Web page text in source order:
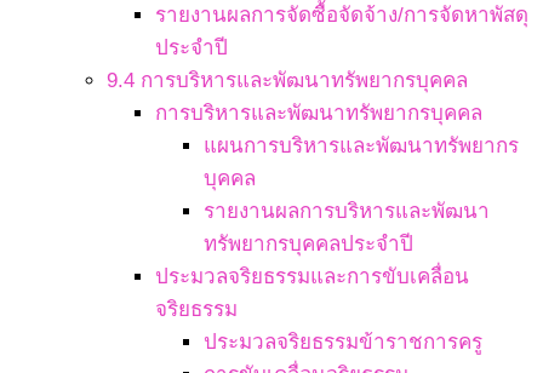
รายงานผลการจัดซื้อจัดจ้าง/การจัดหาพัสดุ
ประจำปี
9.4 การบริหารและพัฒนาทรัพยากรบุคคล
การบริหารและพัฒนาทรัพยากรบุคคล
แผนการบริหารและพัฒนาทรัพยากร
บุคคล
รายงานผลการบริหารและพัฒนา
ทรัพยากรบุคคลประจำปี
ประมวลจริยธรรมและการขับเคลื่อน
จริยธรรม
ประมวลจริยธรรมข้าราชการครู